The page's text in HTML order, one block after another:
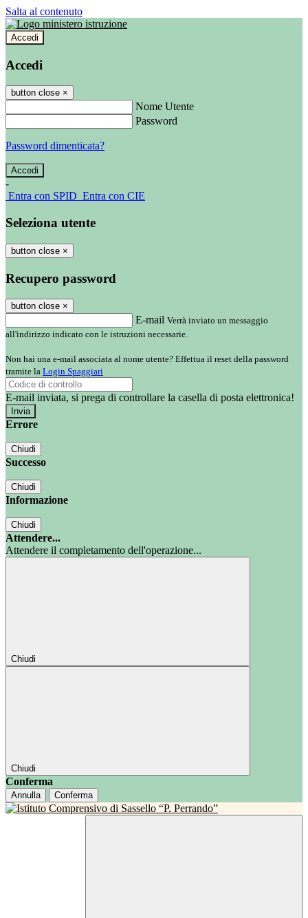
Salta al contenuto
Accedi
Accedi
button close ×
Nome Utente
Password
Password dimenticata?
-
Entra con SPID Entra con CIE
Seleziona utente
button close ×
Recupero password
button close ×
E-mail Verrà inviato un messaggio
all'indirizzo indicato con le istruzioni necessarie.
Non hai una e-mail associata al nome utente? Effettua il reset della password
tramite la Login Spaggiari
E-mail inviata, si prega di controllare la casella di posta elettronica!
Errore
Chiudi
Successo
Chiudi
Informazione
Chiudi
Attendere...
Attendere il completamento dell'operazione...
Chiudi
Chiudi
Conferma
Annulla Conferma